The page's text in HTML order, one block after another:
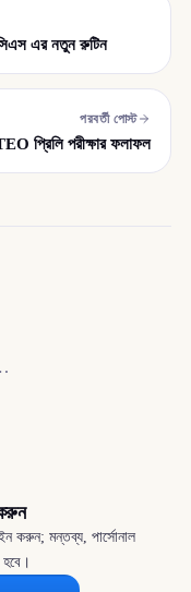
এর নতুন রুটিন
পরবর্তী পোস্ট
প্রিলি পরীক্ষার ফলাফল
করুন; মন্তব্য, পার্সোনাল